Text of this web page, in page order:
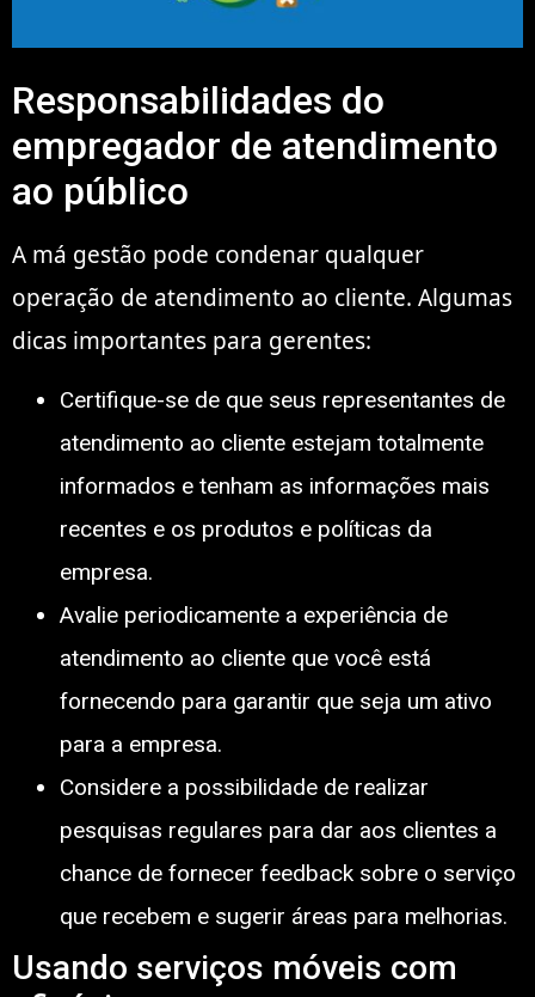
Responsabilidades do
empregador de atendimento
ao público
A má gestão pode condenar qualquer
operação de atendimento ao cliente. Algumas
dicas importantes para gerentes:
Certifique-se de que seus representantes de
atendimento ao cliente estejam totalmente
informados e tenham as informações mais
recentes e os produtos e políticas da
empresa.
Avalie periodicamente a experiência de
atendimento ao cliente que você está
fornecendo para garantir que seja um ativo
para a empresa.
Considere a possibilidade de realizar
pesquisas regulares para dar aos clientes a
chance de fornecer feedback sobre o serviço
que recebem e sugerir áreas para melhorias.
Usando serviços móveis com